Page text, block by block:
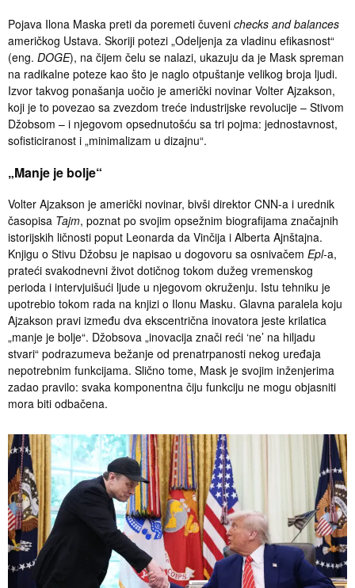
Pojava Ilona Maska preti da poremeti čuveni checks and balances
američkog Ustava. Skoriji potezi „Odeljenja za vladinu efikasnost“
(eng. DOGE), na čijem čelu se nalazi, ukazuju da je Mask spreman
na radikalne poteze kao što je naglo otpuštanje velikog broja ljudi.
Izvor takvog ponašanja uočio je američki novinar Volter Ajzakson,
koji je to povezao sa zvezdom treće industrijske revolucije – Stivom
Džobsom – i njegovom opsednutošću sa tri pojma: jednostavnost,
sofisticiranost i „minimalizam u dizajnu“.
„Manje je bolje“
Volter Ajzakson je američki novinar, bivši direktor CNN-a i urednik
časopisa Tajm, poznat po svojim opsežnim biografijama značajnih
istorijskih ličnosti poput Leonarda da Vinčija i Alberta Ajnštajna.
Knjigu o Stivu Džobsu je napisao u dogovoru sa osnivačem Epl-a,
prateći svakodnevni život dotičnog tokom dužeg vremenskog
perioda i intervjuišući ljude u njegovom okruženju. Istu tehniku je
upotrebio tokom rada na knjizi o Ilonu Masku. Glavna paralela koju
Ajzakson pravi između dva ekscentrična inovatora jeste krilatica
„manje je bolje“. Džobsova „inovacija znači reći ‘ne’ na hiljadu
stvari“ podrazumeva bežanje od prenatrpanosti nekog uređaja
nepotrebnim funkcijama. Slično tome, Mask je svojim inženjerima
zadao pravilo: svaka komponentna čiju funkciju ne mogu objasniti
mora biti odbačena.